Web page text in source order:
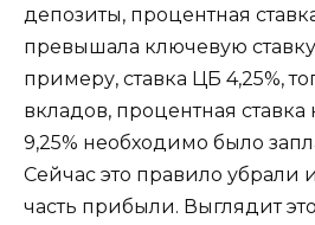
депозиты, процентная
превышала ключевую
примеру, ставка ЦБ 4,25%,
вкладов, процентная
9,25% необходимо было
Сейчас это правило убрали
часть прибыли. Выглядит